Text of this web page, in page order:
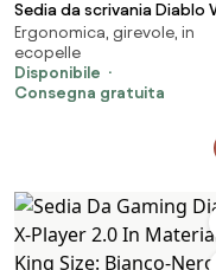
Sedia da scrivania Diablo
Modular: Sugar Brown
Ergonomica, girevole, in
ecopelle
Disponibile
Consegna gratuita